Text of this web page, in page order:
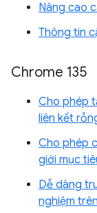
Nâng cao
Thông tin
Chrome 135
Cho phép
liên kết
Cho phép
giới mục
Dễ dàng
nghiệm